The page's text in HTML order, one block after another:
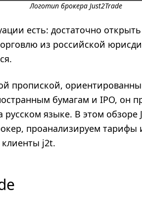
Логотип брокера Just2Trade
есть: достаточно
из российской
пропиской,
бумагам и IPO, он
языке. В этом обзоре
проанализируем тарифы
j2t.